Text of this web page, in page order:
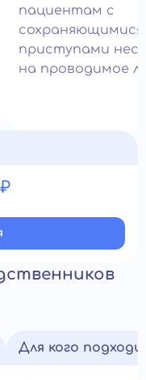
пациентам с
сохраняющимися
приступами
на проводимое
Для кого